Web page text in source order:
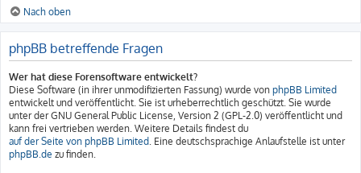
Nach oben
phpBB betreffende Fragen
Wer hat diese Forensoftware entwickelt?
Diese Software (in ihrer unmodifizierten Fassung) wurde von phpBB Limited
entwickelt und veröffentlicht. Sie ist urheberrechtlich geschützt. Sie wurde
unter der GNU General Public License, Version 2 (GPL-2.0) veröffentlicht und
kann frei vertrieben werden. Weitere Details findest du
auf der Seite von phpBB Limited. Eine deutschsprachige Anlaufstelle ist unter
phpBB.de zu finden.